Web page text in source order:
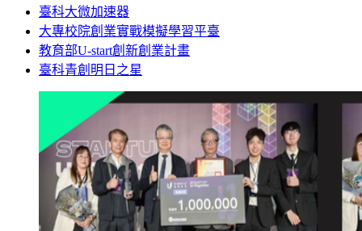
臺科大微加速器
大專校院創業實戰模擬學習平臺
教育部U-start創新創業計畫
臺科青創明日之星